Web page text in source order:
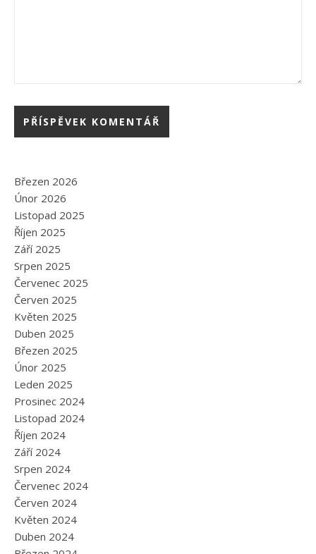
Březen 2026
Únor 2026
Listopad 2025
Říjen 2025
Září 2025
Srpen 2025
Červenec 2025
Červen 2025
Květen 2025
Duben 2025
Březen 2025
Únor 2025
Leden 2025
Prosinec 2024
Listopad 2024
Říjen 2024
Září 2024
Srpen 2024
Červenec 2024
Červen 2024
Květen 2024
Duben 2024